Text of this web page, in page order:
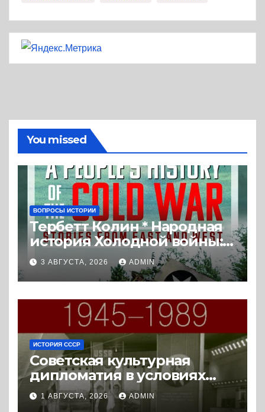
You missed
ВОПРОСЫ ИСТОРИИ
Тербетт Колин * Народная
история Холодной войны:
истории с Востока и Запада
(2023) * Реферат книги
3 АВГУСТА, 2026 ADMIN
ИСТОРИЯ СССР
Советская культурная
дипломатия в условиях
Холодной войны. 1945-1989.
(2018) * Книга
1 АВГУСТА, 2026 ADMIN